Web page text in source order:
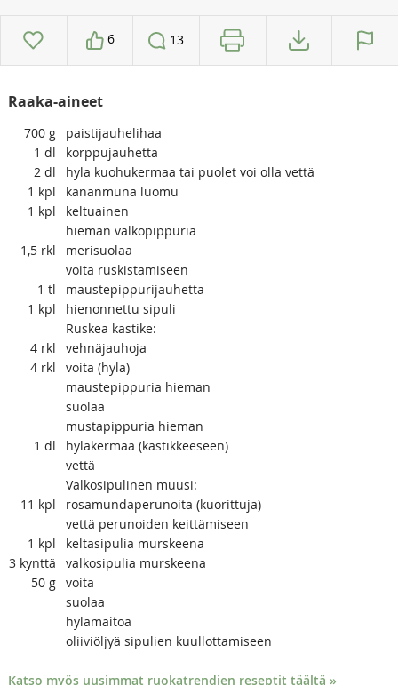
6 13
Raaka-aineet
700 g
paistijauhelihaa
1 dl
korppujauhetta
2 dl
hyla kuohukermaa tai puolet voi olla vettä
1 kpl
kananmuna luomu
1 kpl
keltuainen
hieman valkopippuria
1,5 rkl
merisuolaa
voita ruskistamiseen
1 tl
maustepippurijauhetta
1 kpl
hienonnettu sipuli
Ruskea kastike:
4 rkl
vehnäjauhoja
4 rkl
voita (hyla)
maustepippuria hieman
suolaa
mustapippuria hieman
1 dl
hylakermaa (kastikkeeseen)
vettä
Valkosipulinen muusi:
11 kpl
rosamundaperunoita (kuorittuja)
vettä perunoiden keittämiseen
1 kpl
keltasipulia murskeena
3 kynttä
valkosipulia murskeena
50 g voita
suolaa
hylamaitoa
oliiviöljyä sipulien kuullottamiseen
Katso myös uusimmat ruokatrendien reseptit täältä »